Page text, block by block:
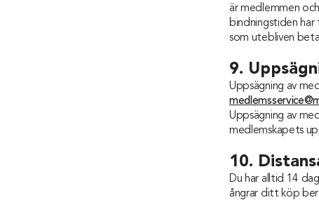
är medlemmen
bindningstiden
som utebliven
9.
Uppsägning av
Uppsägning av
medlemskapets
10.
Du har alltid 14
ångrar ditt köp ber